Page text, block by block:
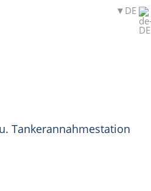
DE
Tankerannahmestation